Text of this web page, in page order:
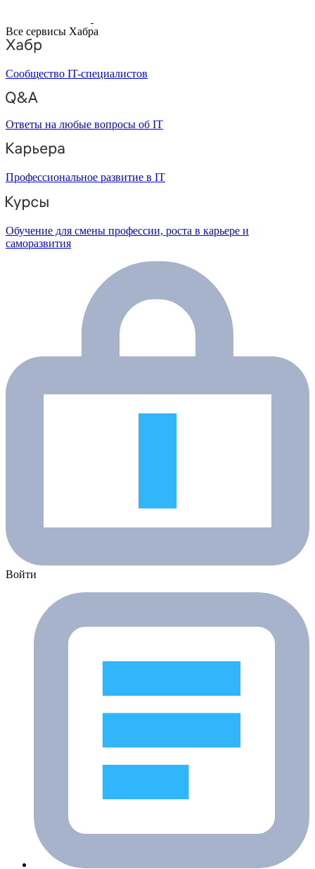
Все сервисы Хабра
Сообщество IT-специалистов
Ответы на любые вопросы об IT
Профессиональное развитие в IT
Обучение для смены профессии, роста в карьере и
саморазвития
Войти